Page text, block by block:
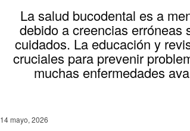
La salud bucodental es a
debido a creencias erróneas
cuidados. La educación y
cruciales para prevenir
muchas enfermedades
14 mayo, 2026